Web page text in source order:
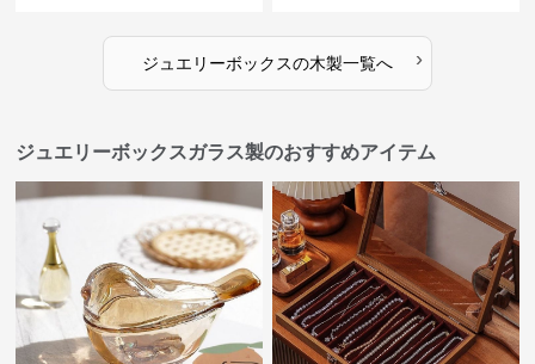
ジュエリーボックスの木製一覧へ ›
ジュエリーボックスガラス製のおすすめアイテム